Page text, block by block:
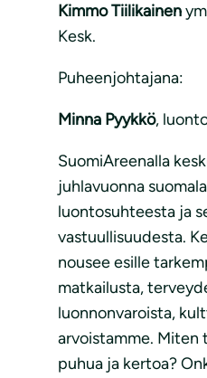
Kimmo Tiilikainen
Kesk.
Puheenjohtajana:
Minna Pyykkö,
SuomiAreenalla
juhlavuonna
luontosuhteesta ja
vastuullisuudesta.
nousee esille
matkailusta,
luonnonvaroista,
arvoistamme. Miten
puhua ja kertoa?